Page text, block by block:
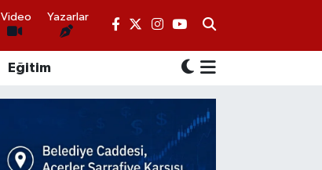
Video Yazarlar
Eğitim